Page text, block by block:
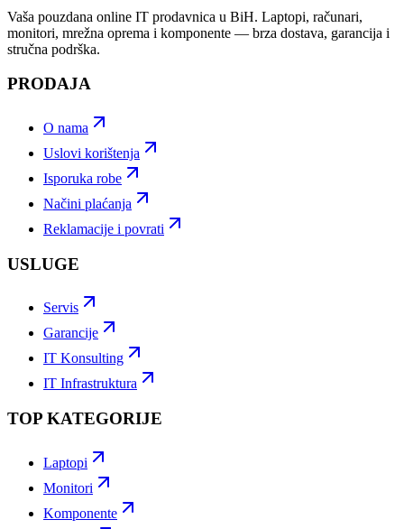
Vaša pouzdana online IT prodavnica u BiH. Laptopi, računari,
monitori, mrežna oprema i komponente — brza dostava, garancija i
stručna podrška.
PRODAJA
O nama
Uslovi korištenja
Isporuka robe
Načini plaćanja
Reklamacije i povrati
USLUGE
Servis
Garancije
IT Konsulting
IT Infrastruktura
TOP KATEGORIJE
Laptopi
Monitori
Komponente